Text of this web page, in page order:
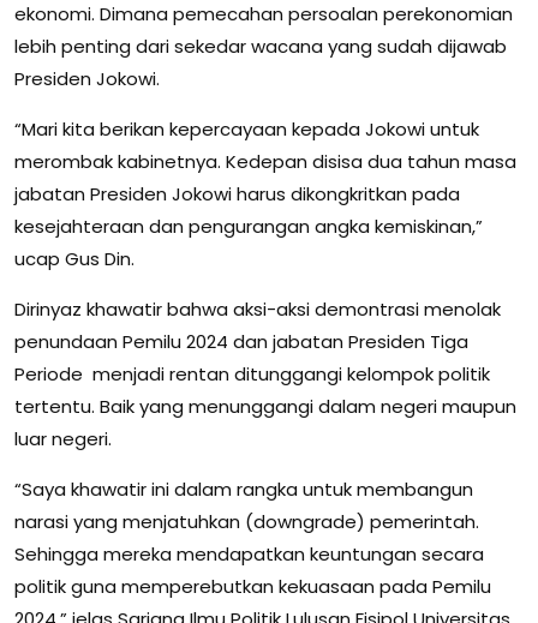
ekonomi. Dimana pemecahan persoalan perekonomian
lebih penting dari sekedar wacana yang sudah dijawab
Presiden Jokowi.
“Mari kita berikan kepercayaan kepada Jokowi untuk
merombak kabinetnya. Kedepan disisa dua tahun masa
jabatan Presiden Jokowi harus dikongkritkan pada
kesejahteraan dan pengurangan angka kemiskinan,”
ucap Gus Din.
Dirinyaz khawatir bahwa aksi-aksi demontrasi menolak
penundaan Pemilu 2024 dan jabatan Presiden Tiga
Periode menjadi rentan ditunggangi kelompok politik
tertentu. Baik yang menunggangi dalam negeri maupun
luar negeri.
“Saya khawatir ini dalam rangka untuk membangun
narasi yang menjatuhkan (downgrade) pemerintah.
Sehingga mereka mendapatkan keuntungan secara
politik guna memperebutkan kekuasaan pada Pemilu